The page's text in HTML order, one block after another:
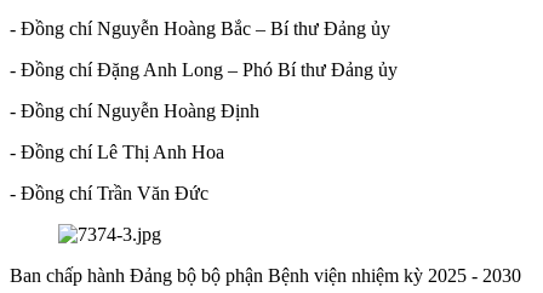
- Đồng chí Nguyễn Hoàng Bắc – Bí thư Đảng ủy
- Đồng chí Đặng Anh Long – Phó Bí thư Đảng ủy
- Đồng chí Nguyễn Hoàng Định
- Đồng chí Lê Thị Anh Hoa
- Đồng chí Trần Văn Đức
Ban chấp hành Đảng bộ bộ phận Bệnh viện nhiệm kỳ 2025 - 2030